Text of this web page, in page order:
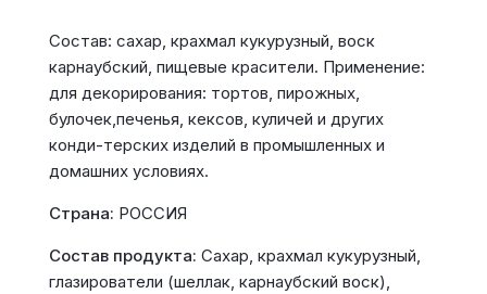
Состав: сахар, крахмал кукурузный, воск
карнаубский, пищевые красители. Применение:
для декорирования: тортов, пирожных,
булочек,печенья, кексов, куличей и других
конди-терских изделий в промышленных и
домашних условиях.
Страна: РОССИЯ
Состав продукта: Сахар, крахмал кукурузный,
глазирователи (шеллак, карнаубский воск),